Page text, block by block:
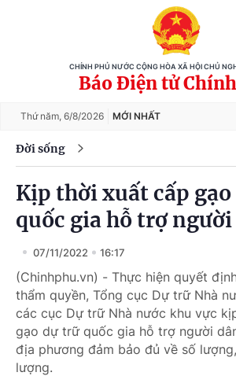
CHÍNH PHỦ NƯỚC CỘNG HÒA XÃ HỘI CHỦ
Báo Điện tử
Thứ năm, 6/8/2026 MỚI NHẤT
Đời sống
Kịp thời xuất cấp
quốc gia hỗ trợ người
07/11/2022 16:17
(Chinhphu.vn) - Thực hiện quyết
thẩm quyền, Tổng cục Dự trữ Nhà
các cục Dự trữ Nhà nước khu vực
gạo dự trữ quốc gia hỗ trợ người
địa phương đảm bảo đủ về số
lượng.